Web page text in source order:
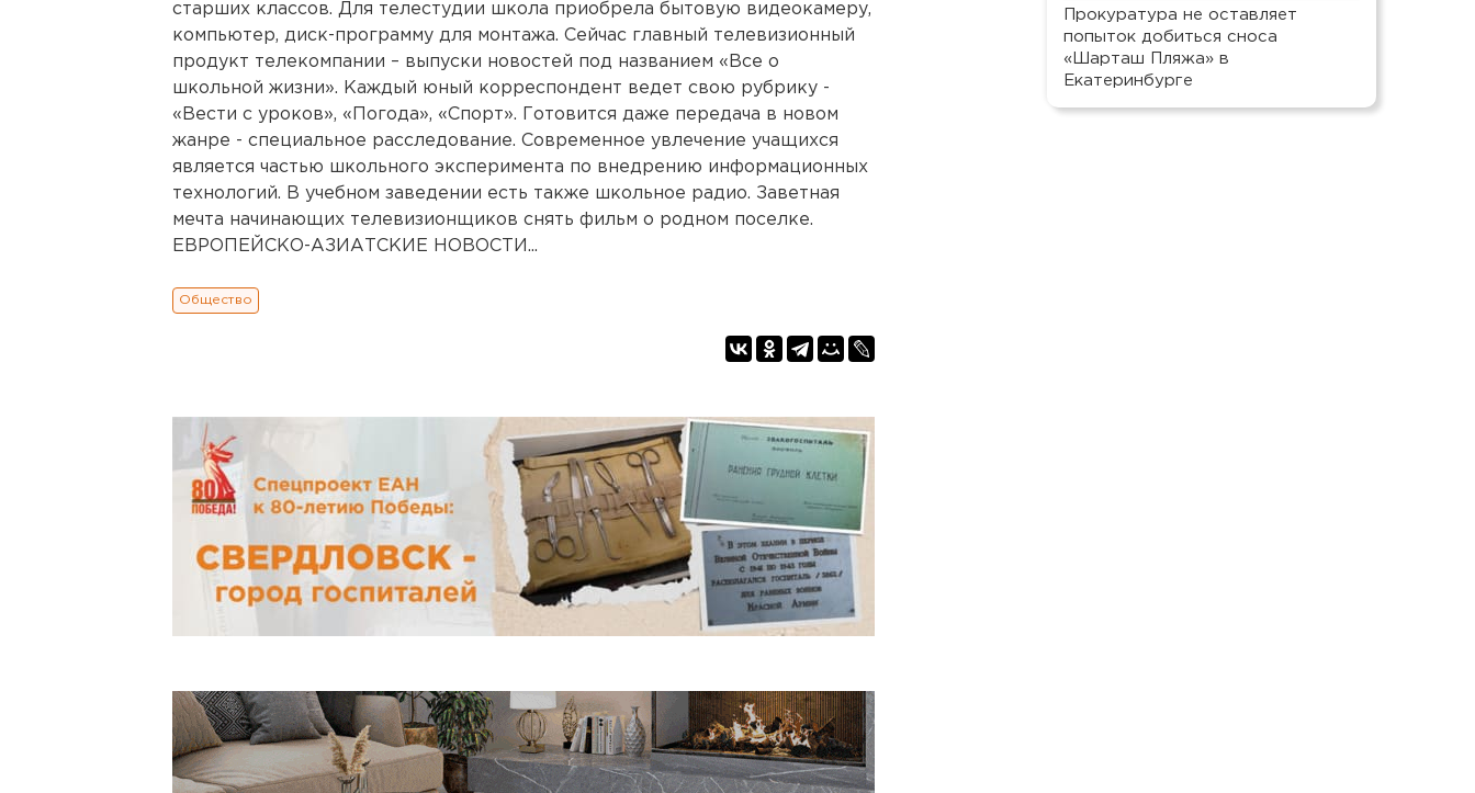
старших классов. Для телестудии школа приобрела бытовую видеокамеру,
компьютер, диск-программу для монтажа. Сейчас главный телевизионный
продукт телекомпании – выпуски новостей под названием «Все о
школьной жизни». Каждый юный корреспондент ведет свою рубрику -
«Вести с уроков», «Погода», «Спорт». Готовится даже передача в новом
жанре - специальное расследование. Современное увлечение учащихся
является частью школьного эксперимента по внедрению информационных
технологий. В учебном заведении есть также школьное радио. Заветная
мечта начинающих телевизионщиков снять фильм о родном поселке.
ЕВРОПЕЙСКО-АЗИАТСКИЕ НОВОСТИ...
Общество
Прокуратура не оставляет
попыток добиться сноса
«Шарташ Пляжа» в
Екатеринбурге